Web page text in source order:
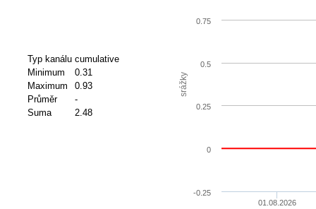
Typ kanálu cumulative
Minimum
0.31
Maximum
0.93
Průměr
-
Suma
2.48
srážky
01.08.2026
0
-0.25
0.25
0.5
0.75